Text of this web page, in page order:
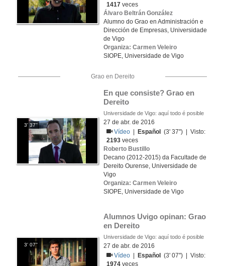
1417 veces
Álvaro Beltrán González
Alumno do Grao en Administración e
Dirección de Empresas, Universidade
de Vigo
Organiza: Carmen Veleiro
SIOPE, Universidade de Vigo
Grao en Dereito
3' 37''
En que consiste? Grao en
Dereito
Universidade de Vigo: aquí todo é posible
27 de abr. de 2016
Vídeo
Español
(3' 37'') | Visto:
2193 veces
Roberto Bustillo
Decano (2012-2015) da Facultade de
Dereito Ourense, Universidade de
Vigo
Organiza: Carmen Veleiro
SIOPE, Universidade de Vigo
3' 07''
Alumnos Uvigo opinan: Grao
en Dereito
Universidade de Vigo: aquí todo é posible
27 de abr. de 2016
Vídeo
Español
(3' 07'') | Visto:
1974 veces